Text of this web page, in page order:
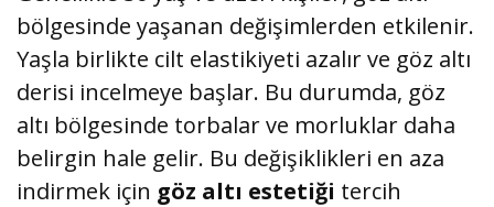
bölgesinde yaşanan değişimlerden etkilenir.
Yaşla birlikte cilt elastikiyeti azalır ve göz altı
derisi incelmeye başlar. Bu durumda, göz
altı bölgesinde torbalar ve morluklar daha
belirgin hale gelir. Bu değişiklikleri en aza
indirmek için göz altı estetiği tercih